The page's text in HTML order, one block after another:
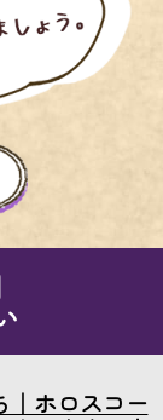
｜ホロスコー